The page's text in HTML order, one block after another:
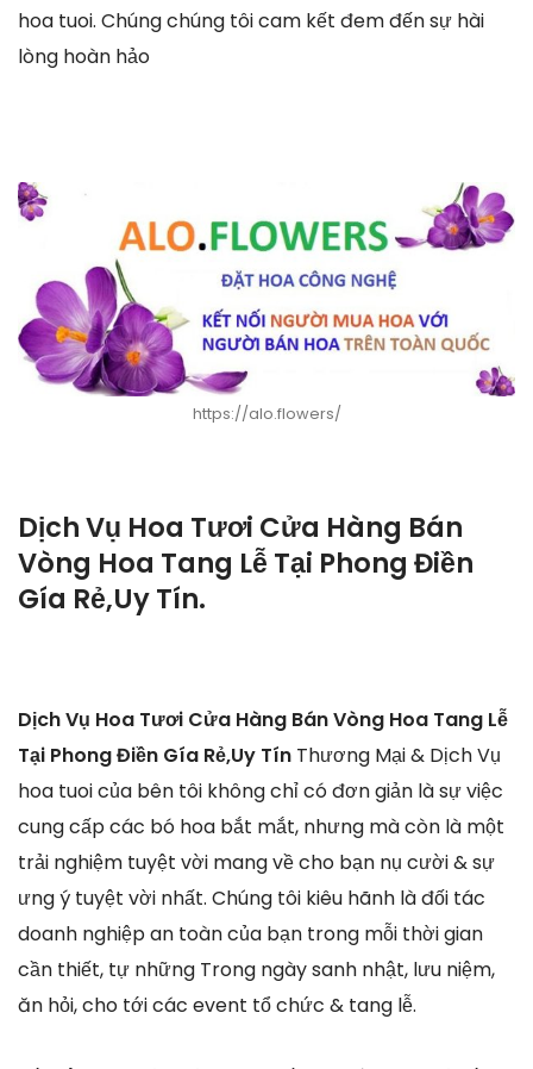
hoa tuoi. Chúng chúng tôi cam kết đem đến sự hài
lòng hoàn hảo
https://alo.flowers/
Dịch Vụ Hoa Tươi Cửa Hàng Bán
Vòng Hoa Tang Lễ Tại Phong Điền
Gía Rẻ,Uy Tín.
Dịch Vụ Hoa Tươi Cửa Hàng Bán Vòng Hoa Tang Lễ
Tại Phong Điền Gía Rẻ,Uy Tín Thương Mại & Dịch Vụ
hoa tuoi của bên tôi không chỉ có đơn giản là sự việc
cung cấp các bó hoa bắt mắt, nhưng mà còn là một
trải nghiệm tuyệt vời mang về cho bạn nụ cười & sự
ưng ý tuyệt vời nhất. Chúng tôi kiêu hãnh là đối tác
doanh nghiệp an toàn của bạn trong mỗi thời gian
cần thiết, tự những Trong ngày sanh nhật, lưu niệm,
ăn hỏi, cho tới các event tổ chức & tang lễ.